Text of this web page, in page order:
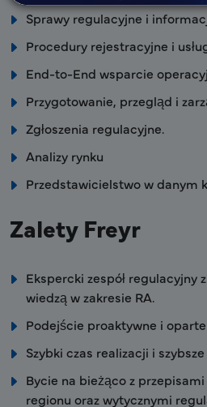
Sprawy regulacyjne i
Procedury rejestracyjne i
End-to-End wsparcie
Przygotowanie, przegląd i
Zgłoszenia regulacyjne.
Analizy rynku
Przedstawicielstwo w danym
Zalety Freyr
Ekspercki zespół regulacyjny
wiedzą w zakresie RA.
Podejście proaktywne i
Szybki czas realizacji i
Bycie na bieżąco z
regionu oraz wytycznymi